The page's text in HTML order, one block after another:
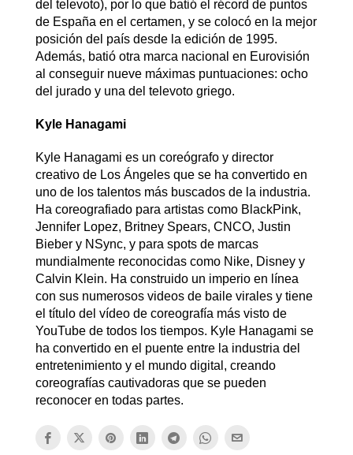
del televoto), por lo que batió el récord de puntos
de España en el certamen, y se colocó en la mejor
posición del país desde la edición de 1995.
Además, batió otra marca nacional en Eurovisión
al conseguir nueve máximas puntuaciones: ocho
del jurado y una del televoto griego.
Kyle Hanagami
Kyle Hanagami es un coreógrafo y director
creativo de Los Ángeles que se ha convertido en
uno de los talentos más buscados de la industria.
Ha coreografiado para artistas como BlackPink,
Jennifer Lopez, Britney Spears, CNCO, Justin
Bieber y NSync, y para spots de marcas
mundialmente reconocidas como Nike, Disney y
Calvin Klein. Ha construido un imperio en línea
con sus numerosos videos de baile virales y tiene
el título del vídeo de coreografía más visto de
YouTube de todos los tiempos. Kyle Hanagami se
ha convertido en el puente entre la industria del
entretenimiento y el mundo digital, creando
coreografías cautivadoras que se pueden
reconocer en todas partes.